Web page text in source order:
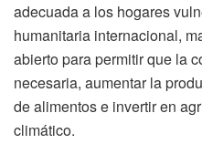
adecuada a los hogares
humanitaria internacional,
abierto para permitir que la
necesaria, aumentar la
de alimentos e invertir en
climático.